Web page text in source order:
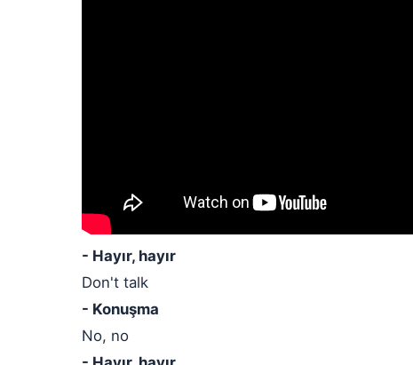
- Hayır, hayır
Don't talk
- Konuşma
No, no